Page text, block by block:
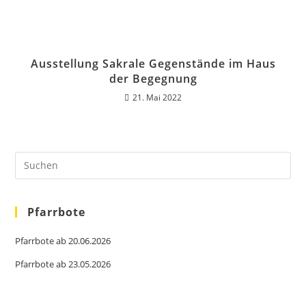
Ausstellung Sakrale Gegenstände im Haus
der Begegnung
21. Mai 2022
Pfarrbote
Pfarrbote ab 20.06.2026
Pfarrbote ab 23.05.2026